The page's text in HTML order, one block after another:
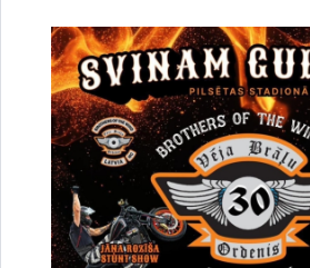
Drukāt lapu
Dalīties